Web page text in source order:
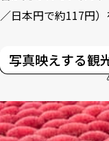
／日本円で約117円）
写真映えする観